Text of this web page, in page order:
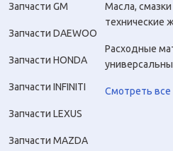
Запчасти GM
Запчасти DAEWOO
Запчасти HONDA
Запчасти INFINITI
Запчасти LEXUS
Запчасти MAZDA
Масла, смазки
технические
Расходные
Смотреть все